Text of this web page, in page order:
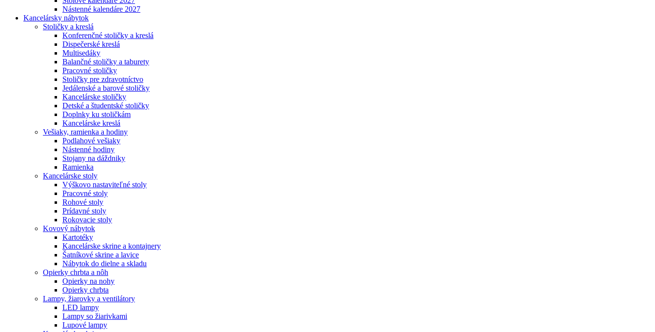
Nástenné kalendáre 2027
Kancelársky nábytok
Stoličky a kreslá
Konferenčné stoličky a kreslá
Dispečerské kreslá
Multisedáky
Balančné stoličky a taburety
Pracovné stoličky
Stoličky pre zdravotníctvo
Jedálenské a barové stoličky
Kancelárske stoličky
Detské a študentské stoličky
Doplnky ku stoličkám
Kancelárske kreslá
Vešiaky, ramienka a hodiny
Podlahové vešiaky
Nástenné hodiny
Stojany na dáždniky
Ramienka
Kancelárske stoly
Výškovo nastaviteľné stoly
Pracovné stoly
Rohové stoly
Prídavné stoly
Rokovacie stoly
Kovový nábytok
Kartotéky
Kancelárske skrine a kontajnery
Šatníkové skrine a lavice
Nábytok do dielne a skladu
Opierky chrbta a nôh
Opierky na nohy
Opierky chrbta
Lampy, žiarovky a ventilátory
LED lampy
Lampy so žiarivkami
Lupové lampy